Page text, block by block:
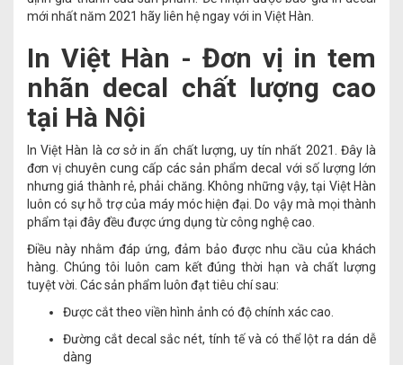
mới nhất năm 2021 hãy liên hệ ngay với in Việt Hàn.
In Việt Hàn - Đơn vị in tem
nhãn decal chất lượng cao
tại Hà Nội
In Việt Hàn là cơ sở in ấn chất lượng, uy tín nhất 2021. Đây là
đơn vị chuyên cung cấp các sản phẩm decal với số lượng lớn
nhưng giá thành rẻ, phải chăng. Không những vậy, tại Việt Hàn
luôn có sự hỗ trợ của máy móc hiện đại. Do vậy mà mọi thành
phẩm tại đây đều được ứng dụng từ công nghệ cao.
Điều này nhằm đáp ứng, đảm bảo được nhu cầu của khách
hàng. Chúng tôi luôn cam kết đúng thời hạn và chất lượng
tuyệt vời. Các sản phẩm luôn đạt tiêu chí sau:
Được cắt theo viền hình ảnh có độ chính xác cao.
Đường cắt decal sắc nét, tính tế và có thể lột ra dán dễ
dàng